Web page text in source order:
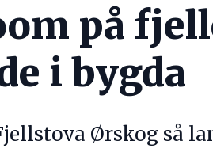
på
i bygda
Ørskog så